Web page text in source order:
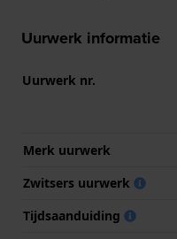
Uurwerk informatie
Uurwerk nr.
Merk uurwerk
Zwitsers uurwerk
Tijdsaanduiding